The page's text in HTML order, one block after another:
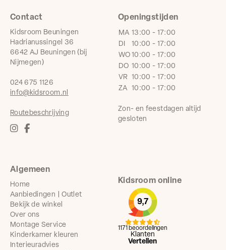
Algemeen
Home
Aanbiedingen | Outlet
Bekijk de winkel
Over ons
Montage Service
Kinderkamer kleuren
Interieuradvies
Contact
Kidsroom Beuningen
Hadrianussingel 36
6642 AJ Beuningen (bij
Nijmegen)
024 675 1126
info@kidsroom.nl
Routebeschrijving
Openingstijden
MA 13:00 - 17:00
DI
10:00 - 17:00
WO 10:00 - 17:00
DO 10:00 - 17:00
VR 10:00 - 17:00
ZA 10:00 - 17:00
Zon- en feestdagen altijd
gesloten
Kidsroom online
9,7
Klanten
Vertellen
1171 beoordelingen